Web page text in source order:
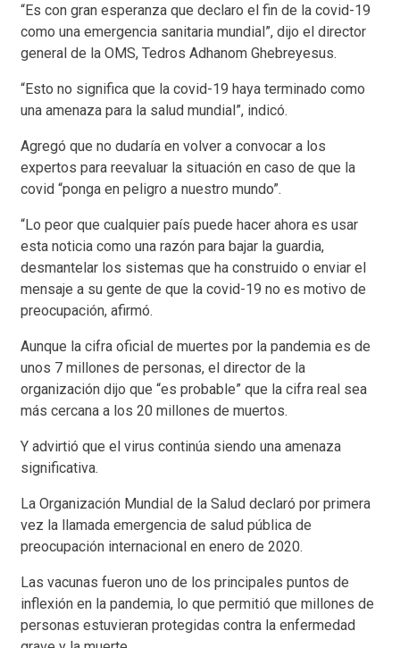
“Es con gran esperanza que declaro el fin de la covid-19
como una emergencia sanitaria mundial”, dijo el director
general de la OMS, Tedros Adhanom Ghebreyesus.
“Esto no significa que la covid-19 haya terminado como
una amenaza para la salud mundial”, indicó.
Agregó que no dudaría en volver a convocar a los
expertos para reevaluar la situación en caso de que la
covid “ponga en peligro a nuestro mundo”.
“Lo peor que cualquier país puede hacer ahora es usar
esta noticia como una razón para bajar la guardia,
desmantelar los sistemas que ha construido o enviar el
mensaje a su gente de que la covid-19 no es motivo de
preocupación, afirmó.
Aunque la cifra oficial de muertes por la pandemia es de
unos 7 millones de personas, el director de la
organización dijo que “es probable” que la cifra real sea
más cercana a los 20 millones de muertos.
Y advirtió que el virus continúa siendo una amenaza
significativa.
La Organización Mundial de la Salud declaró por primera
vez la llamada emergencia de salud pública de
preocupación internacional en enero de 2020.
Las vacunas fueron uno de los principales puntos de
inflexión en la pandemia, lo que permitió que millones de
personas estuvieran protegidas contra la enfermedad